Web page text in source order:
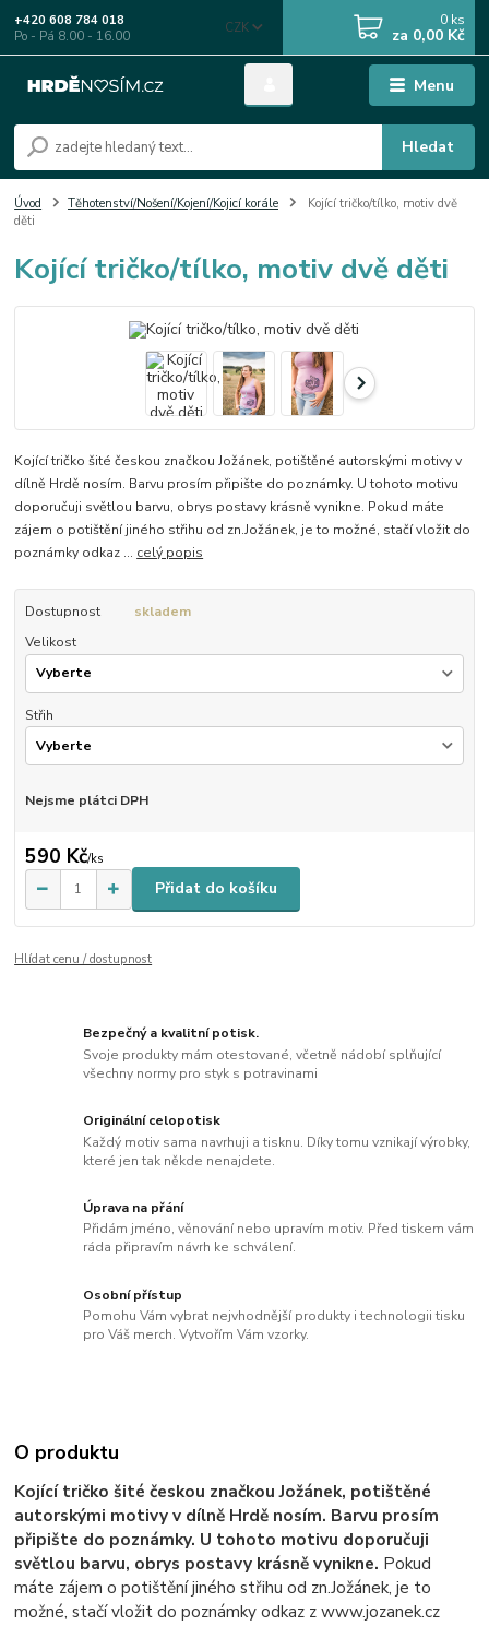
Menu
CZK
Hledat
+420 608 784 018
Po - Pá 8.00 - 16.00
0 ks
za 0,00 Kč
Úvod Těhotenství/Nošení/Kojení/Kojicí korále
Kojící tričko/tílko, motiv dvě
děti
Kojící tričko/tílko, motiv dvě děti
Kojící tričko šité českou značkou Jožánek, potištěné autorskými motivy v
dílně Hrdě nosím. Barvu prosím připište do poznámky. U tohoto motivu
doporučuji světlou barvu, obrys postavy krásně vynikne. Pokud máte
zájem o potištění jiného střihu od zn.Jožánek, je to možné, stačí vložit do
poznámky odkaz ... celý popis
Dostupnost
skladem
Velikost
Střih
Nejsme plátci DPH
590 Kč/ks
Přidat do košíku
Hlídat cenu / dostupnost
Bezpečný a kvalitní potisk.
Svoje produkty mám otestované, včetně nádobí splňující
všechny normy pro styk s potravinami
Originální celopotisk
Každý motiv sama navrhuji a tisknu. Díky tomu vznikají výrobky,
které jen tak někde nenajdete.
Úprava na přání
Přidám jméno, věnování nebo upravím motiv. Před tiskem vám
ráda připravím návrh ke schválení.
Osobní přístup
Pomohu Vám vybrat nejvhodnější produkty i technologii tisku
pro Váš merch. Vytvořím Vám vzorky.
O produktu
Kojící tričko šité českou značkou Jožánek, potištěné
autorskými motivy v dílně Hrdě nosím. Barvu prosím
připište do poznámky. U tohoto motivu doporučuji
světlou barvu, obrys postavy krásně vynikne. Pokud
máte zájem o potištění jiného střihu od zn.Jožánek, je to
možné, stačí vložit do poznámky odkaz z www.jozanek.cz